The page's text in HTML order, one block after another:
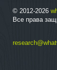
© 2012-2026
Все права